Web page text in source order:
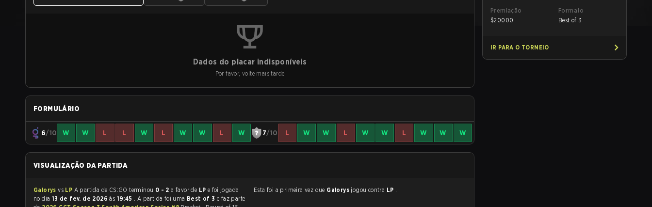
Dados do placar indisponíveis
Por favor, volte mais tarde
FORMULÁRIO
6/10 W W L L W L W W L W 7/10 L W W L W W L W W W
VISUALIZAÇÃO DA PARTIDA
Galorysvs LP A partida de CS:GO terminou 0 - 2 a favor de LP e foi jogada
no dia 13 de fev. de 2026às 19:45 . A partida foi uma Best of 3 e faz parte
Esta foi a primeira vez que Galorys jogou contra LP .
Premiação
$20000
Formato
Best of 3
IR PARA O TORNEIO